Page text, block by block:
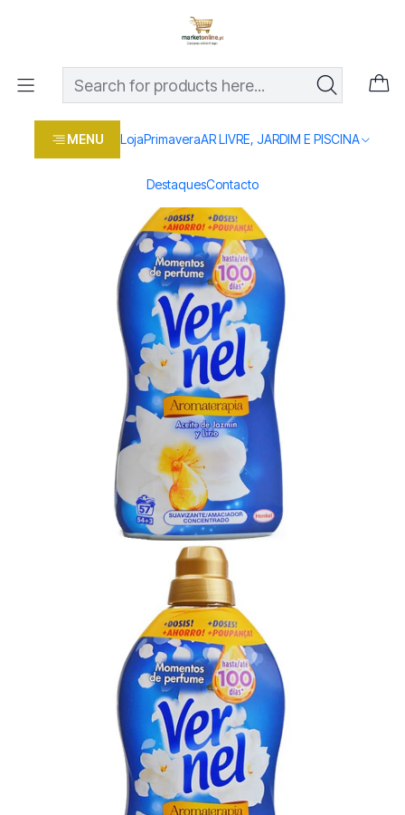
MENU LojaPrimaveraAR LIVRE, JARDIM E PISCINA
DestaquesContacto
Os melhores preços em produtos para casa, jardim e bricolage
Loja Casa e conforto DROGARIA E LIMPEZA
QUIMICOS
VERNEL AMACIADOR LIRIO ROYAL 57 DOSE 1,31L